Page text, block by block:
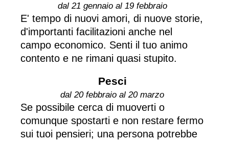
dal 21 gennaio al 19 febbraio
E' tempo di nuovi amori, di nuove storie,
d'importanti facilitazioni anche nel
campo economico. Senti il tuo animo
contento e ne rimani quasi stupito.
Pesci
dal 20 febbraio al 20 marzo
Se possibile cerca di muoverti o
comunque spostarti e non restare fermo
sui tuoi pensieri; una persona potrebbe